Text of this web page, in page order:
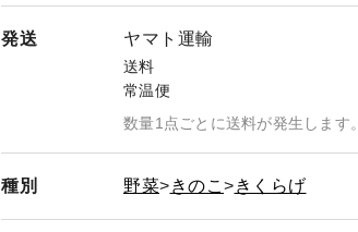
発送 ヤマト運輸
送料
常温便
数量1点ごとに送料が発生します。
種別 野菜 きのこ きくらげ